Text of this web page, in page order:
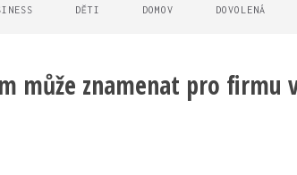
DĚTI DOMOV DOVOLENÁ
může znamenat pro firmu